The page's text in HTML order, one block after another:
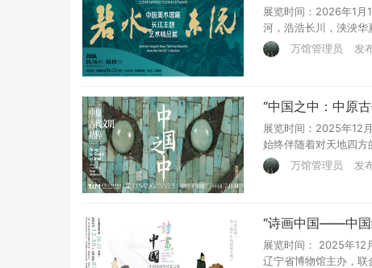
展览时间：2026年1月
河，浩浩长川，泱泱
万馆管理员 发
“中国之中：中原
展览时间：2025年12
始终伴随着对天地四方
万馆管理员 发
“诗画中国——中国
展览时间： 2025年
辽宁省博物馆主办，